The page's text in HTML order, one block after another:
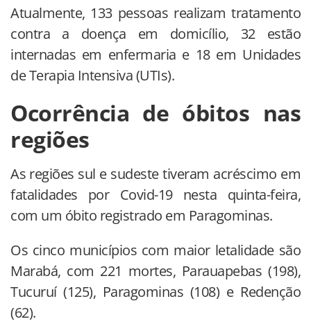
Atualmente, 133 pessoas realizam tratamento
contra a doença em domicílio, 32 estão
internadas em enfermaria e 18 em Unidades
de Terapia Intensiva (UTIs).
Ocorrência de óbitos nas
regiões
As regiões sul e sudeste tiveram acréscimo em
fatalidades por Covid-19 nesta quinta-feira,
com um óbito registrado em Paragominas.
Os cinco municípios com maior letalidade são
Marabá, com 221 mortes, Parauapebas (198),
Tucuruí (125), Paragominas (108) e Redenção
(62).